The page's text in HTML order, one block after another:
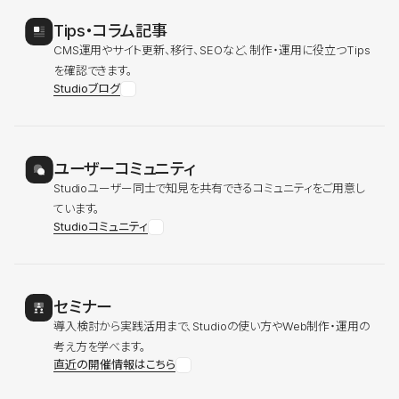
Tips・コラム記事
CMS運用やサイト更新、移行、SEOなど、制作・運用に役立つTips
を確認できます。
Studioブログ
ユーザーコミュニティ
Studioユーザー同士で知見を共有できるコミュニティをご用意し
ています。
Studioコミュニティ
セミナー
導入検討から実践活用まで、Studioの使い方やWeb制作・運用の
考え方を学べます。
直近の開催情報はこちら